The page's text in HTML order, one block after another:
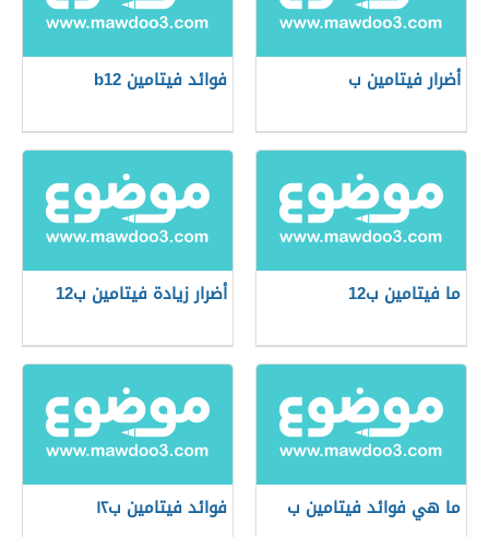
أضرار فيتامين ب فوائد فيتامين b12
ما فيتامين ب12 أضرار زيادة فيتامين ب12
ما هي فوائد فيتامين ب فوائد فيتامين ب١٢